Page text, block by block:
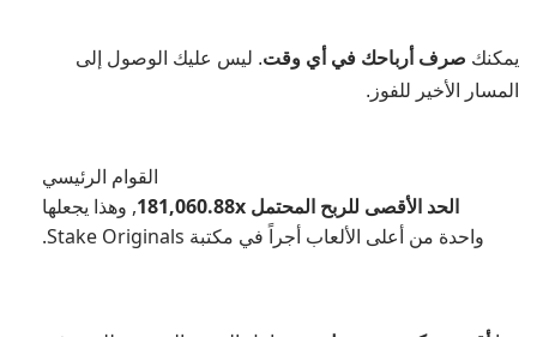
يمكنك صرف أرباحك في أي وقت. ليس عليك الوصول إلى
المسار الأخير للفوز.
القوام الرئيسي
الحد الأقصى للربح المحتمل 181,060.88x
, وهذا يجعلها
واحدة من أعلى الألعاب أجراً في مكتبة Stake Originals.